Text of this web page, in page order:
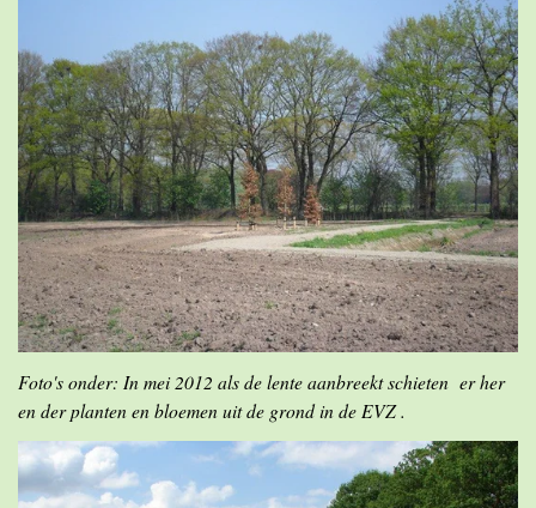
Foto's onder: In mei 2012 als de lente aanbreekt schieten er her
en der planten en bloemen uit de grond in de EVZ .